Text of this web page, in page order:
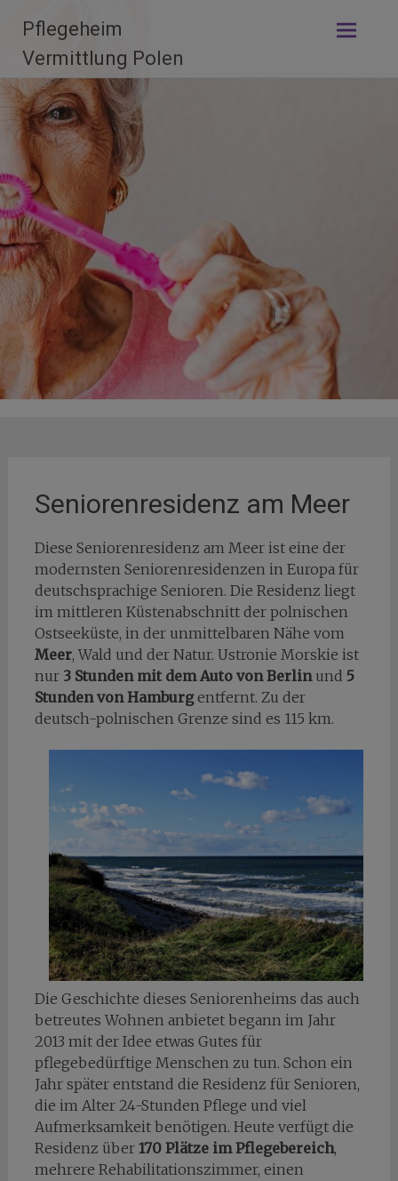
content
Pflegeheim
Vermittlung Polen
Seniorenresidenz am Meer
Diese Seniorenresidenz am Meer ist eine der
modernsten Seniorenresidenzen in Europa für
deutschsprachige Senioren. Die Residenz liegt
im mittleren Küstenabschnitt der polnischen
Ostseeküste, in der unmittelbaren Nähe vom
Meer, Wald und der Natur. Ustronie Morskie ist
nur3 Stunden mit dem Auto von Berlinund 5
Stunden von Hamburgentfernt. Zu der
deutsch-polnischen Grenze sind es 115 km.
Die Geschichte dieses Seniorenheims das auch
betreutes Wohnen anbietet begann im Jahr
2013 mit der Idee etwas Gutes für
pflegebedürftige Menschen zu tun. Schon ein
Jahr später entstand die Residenz für Senioren,
die im Alter 24-Stunden Pflege und viel
Aufmerksamkeit benötigen. Heute verfügt die
Residenz über 170 Plätze im Pflegebereich,
mehrere Rehabilitationszimmer, einen